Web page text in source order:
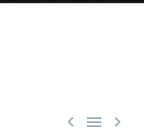
  